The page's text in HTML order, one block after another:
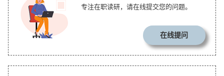
专注在职读研，请在线提交您的问题。
在线提问